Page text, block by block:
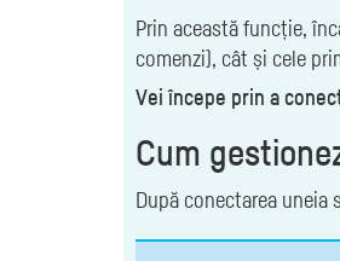
Prin această funcție,
comenzi), cât și cele
Vei începe prin a
Cum
După conectarea